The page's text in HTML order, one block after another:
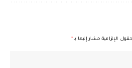
الإلزامية مشار إليها بـ *